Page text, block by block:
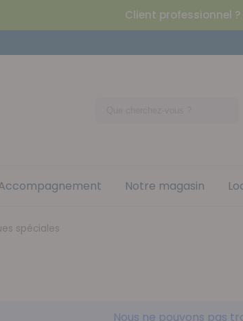
Client professionnel
Notre magasin
spéciales
Nous ne pouvons pas